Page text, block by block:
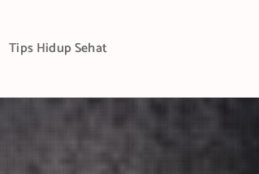
Tips Hidup Sehat